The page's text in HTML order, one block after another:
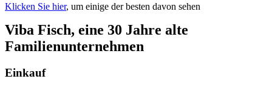
Klicken Sie hier, um einige der besten davon sehen
Viba Fisch, eine 30 Jahre alte
Familienunternehmen
Einkauf